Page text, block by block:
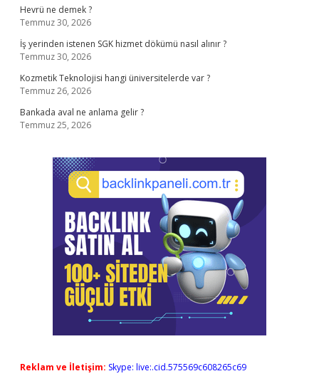
Hevrü ne demek ?
Temmuz 30, 2026
İş yerinden istenen SGK hizmet dökümü nasıl alınır ?
Temmuz 30, 2026
Kozmetik Teknolojisi hangi üniversitelerde var ?
Temmuz 26, 2026
Bankada aval ne anlama gelir ?
Temmuz 25, 2026
Reklam ve İletişim: Skype: live:.cid.575569c608265c69